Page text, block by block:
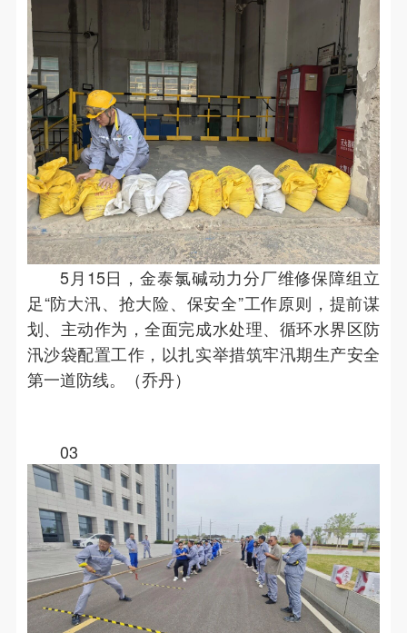
5月15日，金泰氯碱动力分厂维修保障组立
足“防大汛、抢大险、保安全”工作原则，提前谋
划、主动作为，全面完成水处理、循环水界区防
汛沙袋配置工作，以扎实举措筑牢汛期生产安全
第一道防线。（乔丹）
03